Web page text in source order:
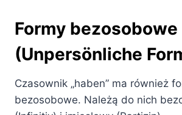
Formy bezosobowe
(Unpersönliche
Czasownik „haben” ma również
bezosobowe. Należą do nich